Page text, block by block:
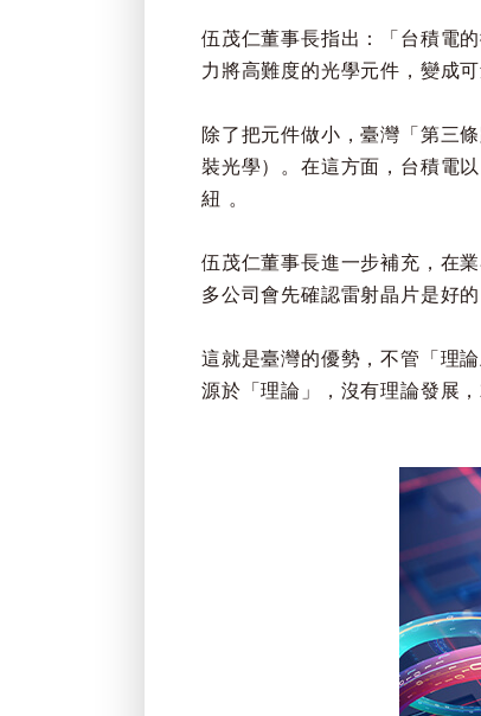
伍茂仁董事長指出：「台積電
力將高難度的光學元件，變成可
除了把元件做小，臺灣「第三
裝光學）。在這方面，台積電以
紐 。
伍茂仁董事長進一步補充，在
多公司會先確認雷射晶片是好
這就是臺灣的優勢，不管「理
源於「理論」，沒有理論發展，